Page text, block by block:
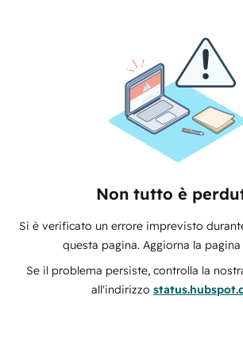
Non tutto è
Si è verificato un errore imprevisto
questa pagina. Aggiorna la
Se il problema persiste, controlla la
all'indirizzo